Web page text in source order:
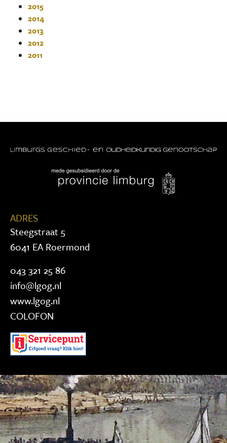
2015
2014
2013
2012
2011
ADRES
Steegstraat 5
6041 EA Roermond
043 321 25 86
info@lgog.nl
www.lgog.nl
COLOFON